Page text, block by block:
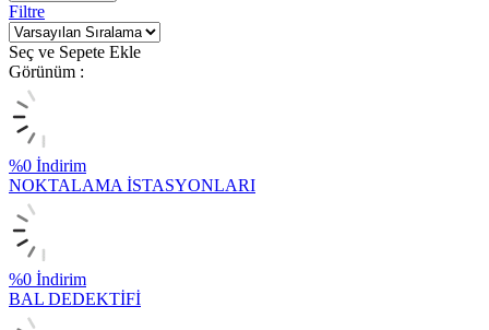
Filtre
Seç ve Sepete Ekle
Görünüm :
%0 İndirim
NOKTALAMA İSTASYONLARI
%0 İndirim
BAL DEDEKTİFİ